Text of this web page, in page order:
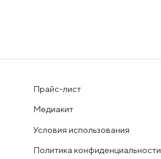
Прайс-лист
Медиакит
Условия использования
Политика конфиденциальности